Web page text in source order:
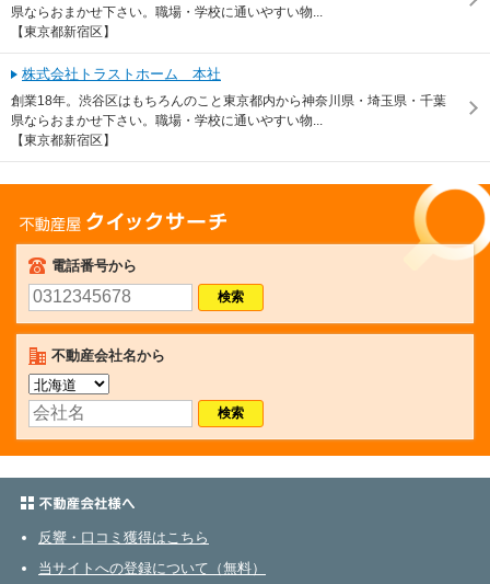
県ならおまかせ下さい。職場・学校に通いやすい物...
【東京都新宿区】
株式会社トラストホーム 本社
創業18年。渋谷区はもちろんのこと東京都内から神奈川県・埼玉県・千葉
県ならおまかせ下さい。職場・学校に通いやすい物...
【東京都新宿区】
不動産屋クイックサーチ
電話番号から
不動産会社名から
反響・口コミ獲得はこちら
当サイトへの登録について（無料）